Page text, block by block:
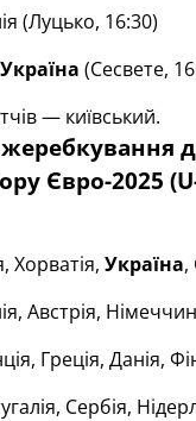
(Луцько, 16:30)
Україна (Сесвете,
— київський.
Євро-2025
Хорватія, Україна,
Австрія,
Греція, Данія,
Сербія,